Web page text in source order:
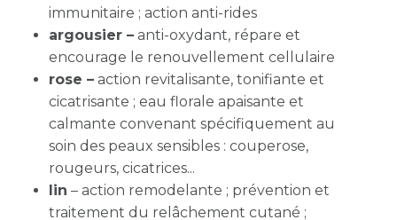
immunitaire ; action anti-rides
argousier – anti-oxydant, répare et
encourage le renouvellement cellulaire
rose – action revitalisante, tonifiante et
cicatrisante ; eau florale apaisante et
calmante convenant spécifiquement au
soin des peaux sensibles : couperose,
rougeurs, cicatrices...
lin – action remodelante ; prévention et
traitement du relâchement cutané ;